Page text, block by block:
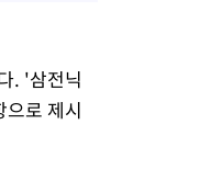
. '삼전닉
로 제시